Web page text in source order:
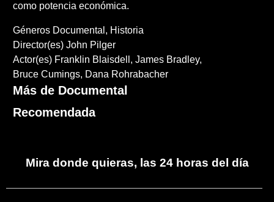
como potencia económica.
Géneros Documental
Historia
Director(es) John Pilger
Actor(es) Franklin Blaisdell
James Bradley
Bruce Cumings Dana Rohrabacher
Más de Documental
Recomendada
Mira donde quieras, las 24 horas del día